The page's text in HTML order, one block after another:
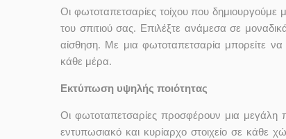
Οι φωτοταπετσαρίες τοίχου που
του σπιτιού σας. Επιλέξτε ανάμεσα σε
αίσθηση. Με μια φωτοταπετσαρία μπορείτε
κάθε μέρα.
Εκτύπωση υψηλής ποιότητας
Οι φωτοταπετσαρίες προσφέρουν μια μεγάλη
εντυπωσιακό και κυρίαρχο στοιχείο σε κάθε